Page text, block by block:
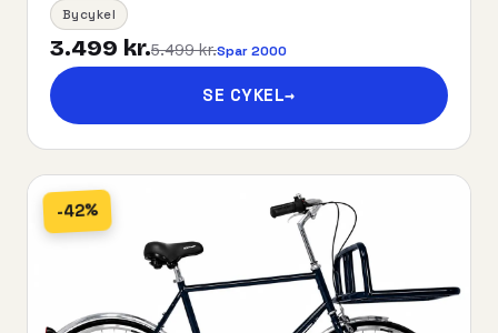
Bycykel
3.499 kr.5.499 kr.Spar 2000
SE CYKEL→
-42%